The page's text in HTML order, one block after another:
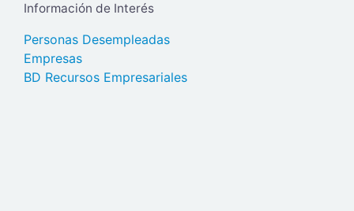
Información de Interés
Personas Desempleadas
Empresas
BD Recursos Empresariales